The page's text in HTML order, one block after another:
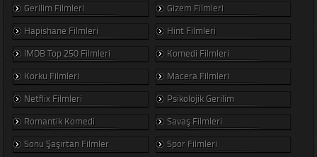
Gerilim Filmleri
Gizem Filmleri
Hapishane Filmleri
Hint Filmleri
IMDB Top 250 Filmleri
Komedi Filmleri
Korku Filmleri
Macera Filmleri
Netflix Filmleri
Psikolojik Gerilim
Romantik Komedi
Savaş Filmleri
Sonu Şaşırtan Filmler
Spor Filmleri